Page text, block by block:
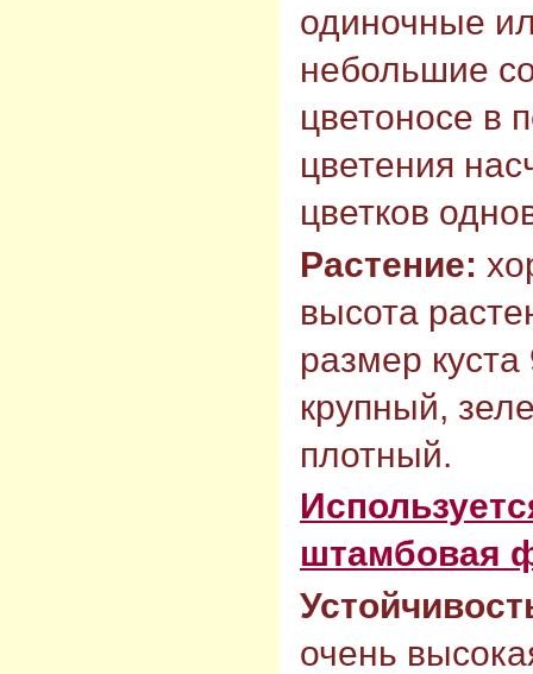
одиночные
небольшие
цветоносе в
цветения
цветков
Растение:
высота
размер
крупный,
плотный.
штамбовая
очень